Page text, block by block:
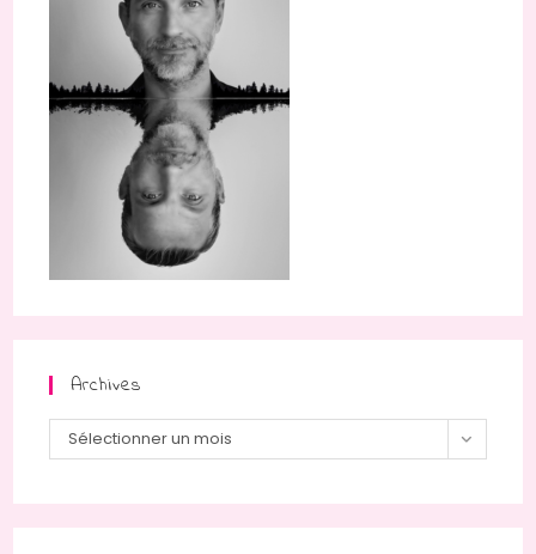
Archives
Archives
Sélectionner un mois